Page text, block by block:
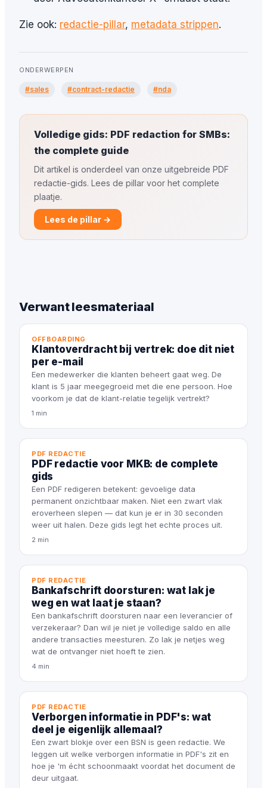
Zie ook: redactie-pillar, metadata strippen.
ONDERWERPEN
#sales #contract-redactie #nda
Volledige gids: PDF redaction for SMBs:
the complete guide
Dit artikel is onderdeel van onze uitgebreide PDF
redactie-gids. Lees de pillar voor het complete
plaatje.
Lees de pillar →
Verwant leesmateriaal
OFFBOARDING
Klantoverdracht bij vertrek: doe dit niet
per e-mail
Een medewerker die klanten beheert gaat weg. De
klant is 5 jaar meegegroeid met die ene persoon. Hoe
voorkom je dat de klant-relatie tegelijk vertrekt?
1 min
PDF REDACTIE
PDF redactie voor MKB: de complete
gids
Een PDF redigeren betekent: gevoelige data
permanent onzichtbaar maken. Niet een zwart vlak
eroverheen slepen — dat kun je er in 30 seconden
weer uit halen. Deze gids legt het echte proces uit.
2 min
PDF REDACTIE
Bankafschrift doorsturen: wat lak je
weg en wat laat je staan?
Een bankafschrift doorsturen naar een leverancier of
verzekeraar? Dan wil je niet je volledige saldo en alle
andere transacties meesturen. Zo lak je netjes weg
wat de ontvanger niet hoeft te zien.
4 min
PDF REDACTIE
Verborgen informatie in PDF's: wat
deel je eigenlijk allemaal?
Een zwart blokje over een BSN is geen redactie. We
leggen uit welke verborgen informatie in PDF's zit en
hoe je 'm écht schoonmaakt voordat het document de
deur uitgaat.